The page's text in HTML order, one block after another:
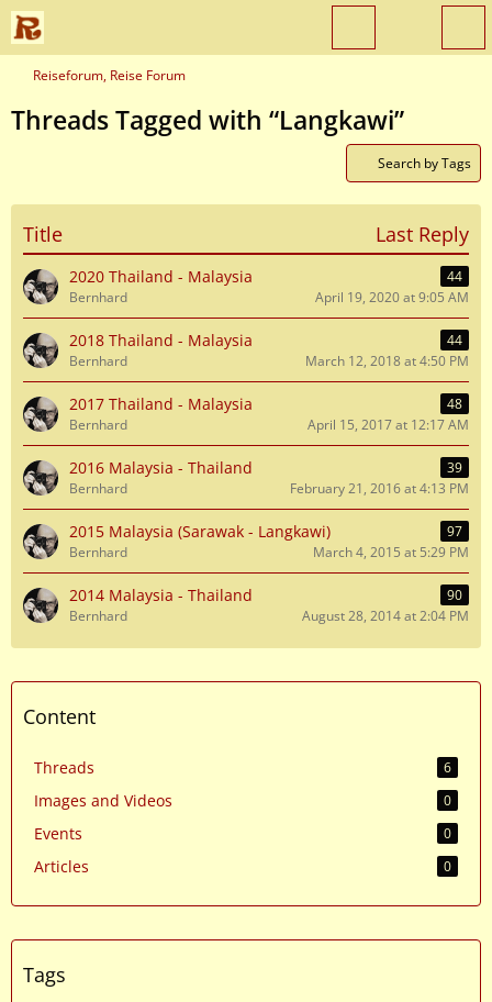
Reiseforum, Reise Forum
Threads Tagged with “Langkawi”
Search by Tags
Title Last Reply
2020 Thailand - Malaysia
44
Bernhard
April 19, 2020 at 9:05 AM
2018 Thailand - Malaysia
44
Bernhard
March 12, 2018 at 4:50 PM
2017 Thailand - Malaysia
48
Bernhard
April 15, 2017 at 12:17 AM
2016 Malaysia - Thailand
39
Bernhard
February 21, 2016 at 4:13 PM
2015 Malaysia (Sarawak - Langkawi)
97
Bernhard
March 4, 2015 at 5:29 PM
2014 Malaysia - Thailand
90
Bernhard
August 28, 2014 at 2:04 PM
Content
Threads 6
Images and Videos 0
Events 0
Articles 0
Tags